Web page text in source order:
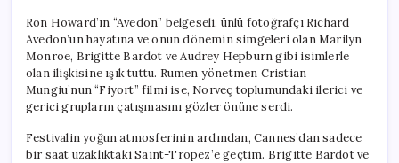
Ron Howard’ın “Avedon” belgeseli, ünlü fotoğrafçı Richard
Avedon’un hayatına ve onun dönemin simgeleri olan Marilyn
Monroe, Brigitte Bardot ve Audrey Hepburn gibi isimlerle
olan ilişkisine ışık tuttu. Rumen yönetmen Cristian
Mungiu’nun “Fiyort” filmi ise, Norveç toplumundaki ilerici ve
gerici grupların çatışmasını gözler önüne serdi.
Festivalin yoğun atmosferinin ardından, Cannes’dan sadece
bir saat uzaklıktaki Saint-Tropez’e geçtim. Brigitte Bardot ve